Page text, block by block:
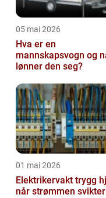
05 mai 2026
Hva er en
mannskapsvogn og når
lønner den seg?
01 mai 2026
Elektrikervakt trygg hjelp
når strømmen svikter